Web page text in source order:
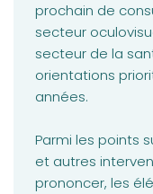
VOTRE FORMATION
prochain de
secteur
secteur de la
orientations
années.
Parmi les points
et autres
prononcer, les